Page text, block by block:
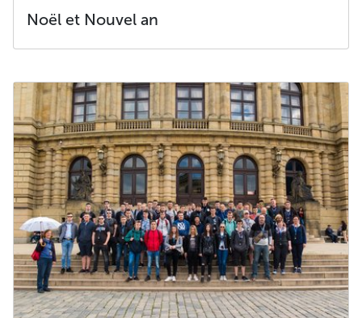
Noël et Nouvel an